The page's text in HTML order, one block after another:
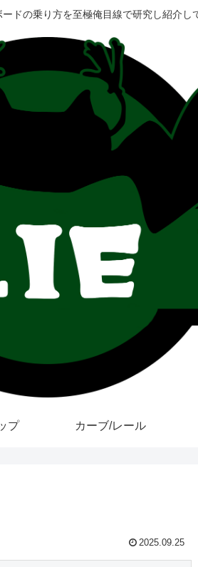
ドの乗り方を至極俺目線で研究し紹介し
プ カーブ/レール
2025.09.25